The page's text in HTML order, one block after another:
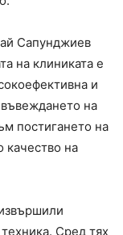
Сапунджиев
на клиниката е
и
на
постигането на
качество на
Сред тях